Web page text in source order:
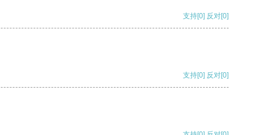
支持[0] 反对[0]
支持[0] 反对[0]